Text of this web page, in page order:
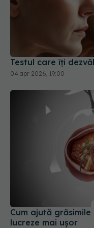
Testul care îți
04 apr 2026, 19:00
Cum ajută
lucreze mai ușor